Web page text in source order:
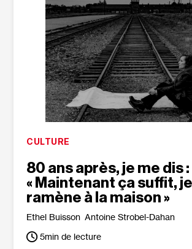
CULTURE
80 ans après, je me dis :
« Maintenant ça suffit,
ramène à la maison »
Ethel Buisson Antoine Strobel-Dahan
5min de lecture